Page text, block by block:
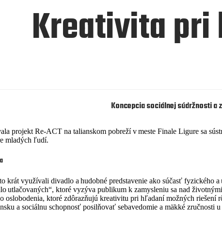
Kreativita
Koncepcia sociálnej súdržnosti a
projekt Re-ACT na talianskom pobreží v meste Finale Ligure sa
mladých ľudí.
krát využívali divadlo a hudobné predstavenie ako súčasť fyzického
utlačovaných“, ktoré vyzýva publikum k zamysleniu sa nad životný
oslobodenia, ktoré zdôrazňujú kreativitu pri hľadaní možných riešení
a sociálnu schopnosť posilňovať sebavedomie a mäkké zručnosti